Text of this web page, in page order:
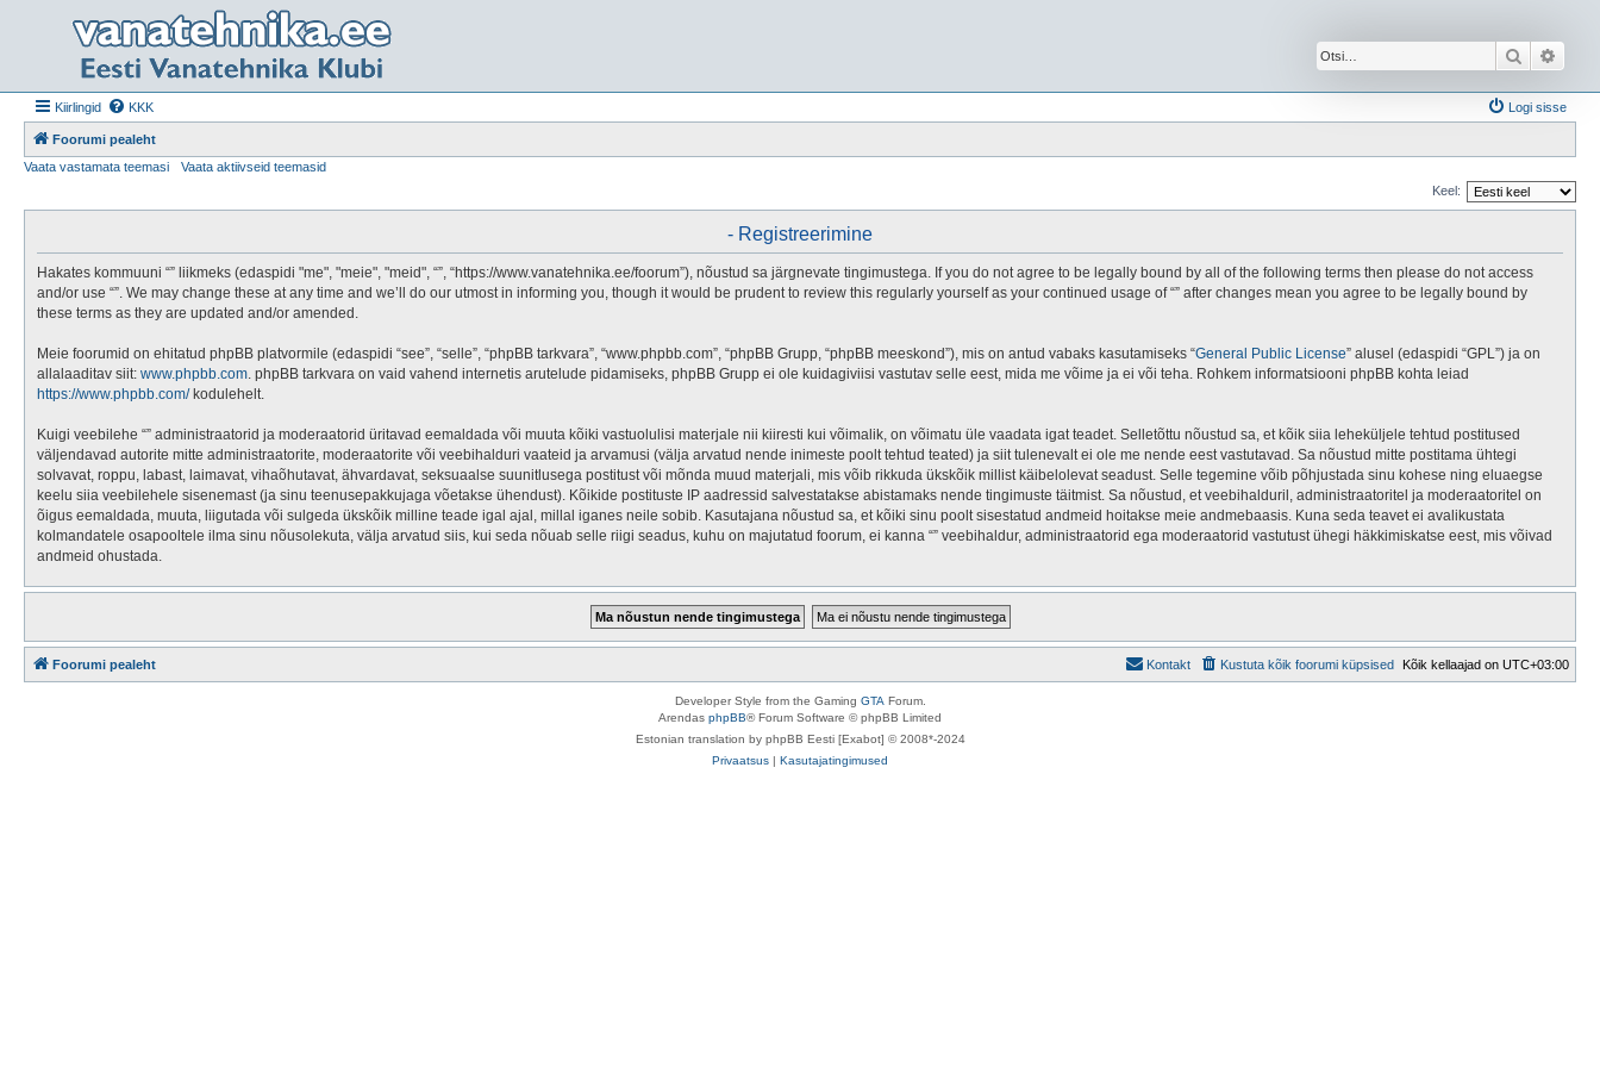
Otsi
Kiirlingid KKK Logi sisse
Foorumi pealeht
Vaata vastamata teemasi
Vaata aktiivseid teemasid
Keel:
- Registreerimine
Hakates kommuuni “” liikmeks (edaspidi "me", "meie", "meid", “”, “https://www.vanatehnika.ee/foorum”), nõustud sa järgnevate tingimustega. If you do not agree to be legally bound by all of the following terms then please do not access
and/or use “”. We may change these at any time and we’ll do our utmost in informing you, though it would be prudent to review this regularly yourself as your continued usage of “” after changes mean you agree to be legally bound by
these terms as they are updated and/or amended.
Meie foorumid on ehitatud phpBB platvormile (edaspidi “see”, “selle”, “phpBB tarkvara”, “www.phpbb.com”, “phpBB Grupp, “phpBB meeskond”), mis on antud vabaks kasutamiseks “General Public License” alusel (edaspidi “GPL”) ja on
allalaaditav siit: www.phpbb.com . phpBB tarkvara on vaid vahend internetis arutelude pidamiseks, phpBB Grupp ei ole kuidagiviisi vastutav selle eest, mida me võime ja ei või teha. Rohkem informatsiooni phpBB kohta leiad
https://www.phpbb.com/kodulehelt.
Kuigi veebilehe “” administraatorid ja moderaatorid üritavad eemaldada või muuta kõiki vastuolulisi materjale nii kiiresti kui võimalik, on võimatu üle vaadata igat teadet. Selletõttu nõustud sa, et kõik siia leheküljele tehtud postitused
väljendavad autorite mitte administraatorite, moderaatorite või veebihalduri vaateid ja arvamusi (välja arvatud nende inimeste poolt tehtud teated) ja siit tulenevalt ei ole me nende eest vastutavad. Sa nõustud mitte postitama ühtegi
solvavat, roppu, labast, laimavat, vihaõhutavat, ähvardavat, seksuaalse suunitlusega postitust või mõnda muud materjali, mis võib rikkuda ükskõik millist käibelolevat seadust. Selle tegemine võib põhjustada sinu kohese ning eluaegse
keelu siia veebilehele sisenemast (ja sinu teenusepakkujaga võetakse ühendust). Kõikide postituste IP aadressid salvestatakse abistamaks nende tingimuste täitmist. Sa nõustud, et veebihalduril, administraatoritel ja moderaatoritel on
õigus eemaldada, muuta, liigutada või sulgeda ükskõik milline teade igal ajal, millal iganes neile sobib. Kasutajana nõustud sa, et kõiki sinu poolt sisestatud andmeid hoitakse meie andmebaasis. Kuna seda teavet ei avalikustata
kolmandatele osapooltele ilma sinu nõusolekuta, välja arvatud siis, kui seda nõuab selle riigi seadus, kuhu on majutatud foorum, ei kanna “” veebihaldur, administraatorid ega moderaatorid vastutust ühegi häkkimiskatse eest, mis võivad
andmeid ohustada.
Foorumi pealeht Kõik kellaajad on UTC+03:00
Kustuta kõik foorumi küpsised
Kontakt
Developer Style from the Gaming GTA Forum.
Arendas phpBB® Forum Software © phpBB Limited
Estonian translation by phpBB Eesti [Exabot] © 2008*-2024
Privaatsus | Kasutajatingimused